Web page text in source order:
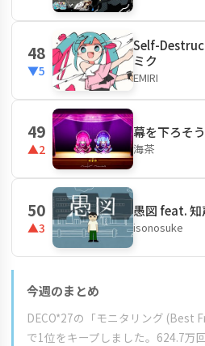
48
▼5
Self-
ミク
EMIRI
49
▲2
幕を下ろそ
海茶
50
▲3
愚図 feat. 知
isonosuke
今週のまとめ
DECO*27の「モニタリング (Best
で1位をキープしました。624.7万